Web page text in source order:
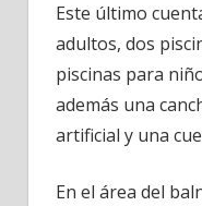
Este último
adultos, dos
piscinas para
además una
artificial y una
En el área del